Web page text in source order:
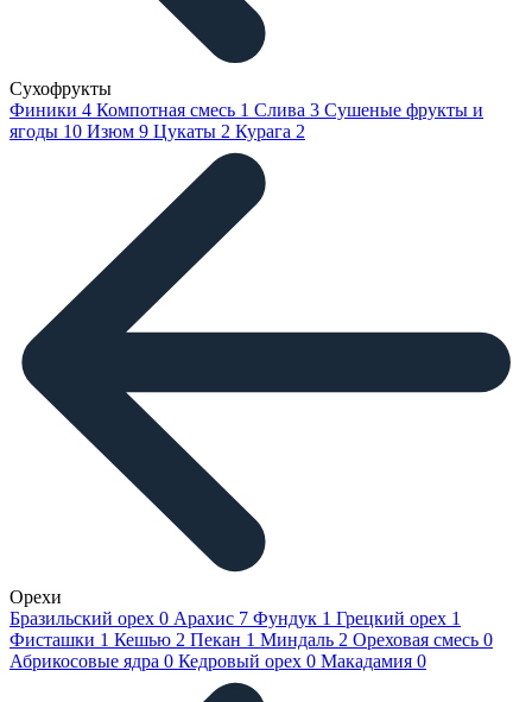
Сухофрукты
Финики 4 Компотная смесь 1 Слива 3 Сушеные фрукты и
ягоды 10 Изюм 9 Цукаты 2 Курага 2
Орехи
Бразильский орех 0 Арахис 7 Фундук 1 Грецкий орех 1
Фисташки 1 Кешью 2 Пекан 1 Миндаль 2 Ореховая смесь 0
Абрикосовые ядра 0 Кедровый орех 0 Макадамия 0